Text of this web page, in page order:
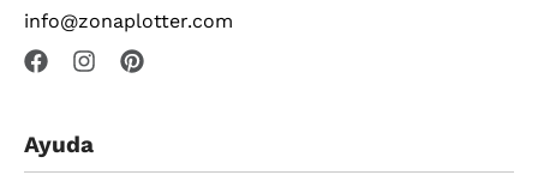
info@zonaplotter.com
Ayuda